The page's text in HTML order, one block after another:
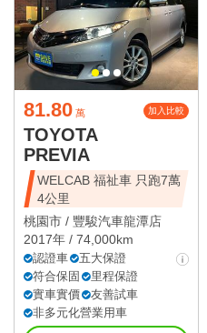
81.80 萬 加入比較
TOYOTA
PREVIA
WELCAB 福祉車 只跑7萬
4公里
桃園市 / 豐駿汽車龍潭店
2017年 / 74,000km
認證車
五大保證
符合保固
里程保證
實車實價
友善試車
非多元化營業用車